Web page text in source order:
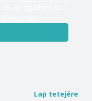
Lap tetejére